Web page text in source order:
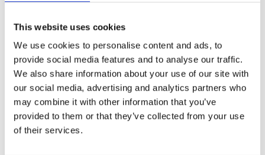
This website uses cookies
We use cookies to personalise content and ads, to
provide social media features and to analyse our traffic.
We also share information about your use of our site with
our social media, advertising and analytics partners who
may combine it with other information that you’ve
provided to them or that they’ve collected from your use
of their services.
panik
Nogle maler allerede fanden på væggen ved synet af
det mindste kø i lufthavnen. Hovedårsagen til sidste
års kaos var, at mange lufthavne var dårligt forberedt
efter pandemien med blandt andet meget nye og for få
ansatte. Det er ikke tilfældet i år. Dog kan de mange
strejker denne sommer skabe problemer. Strejker gør
rejsetiden længere og risikoen for forsinkelser større.
Derfor kan det ikke anbefales nok at booke en
flybillet uden mellemlandinger. At rejse direkte til din